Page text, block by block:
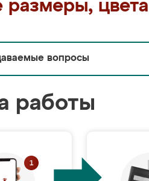
вопросы
работы